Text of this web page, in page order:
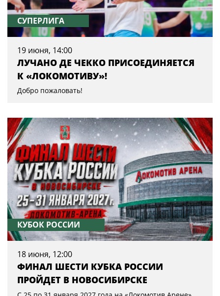
СУПЕРЛИГА
19 июня, 14:00
ЛУЧАНО ДЕ ЧЕККО ПРИСОЕДИНЯЕТСЯ
К «ЛОКОМОТИВУ»!
Добро пожаловать!
КУБОК РОССИИ
18 июня, 12:00
ФИНАЛ ШЕСТИ КУБКА РОССИИ
ПРОЙДЕТ В НОВОСИБИРСКЕ